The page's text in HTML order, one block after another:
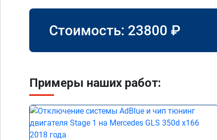
Стоимость: 23800 ₽
Примеры наших работ: